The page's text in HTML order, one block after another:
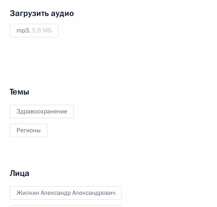
Загрузить аудио
mp3, 5.8 МБ
Темы
Здравоохранение
Регионы
Лица
Жилкин Александр Александрович